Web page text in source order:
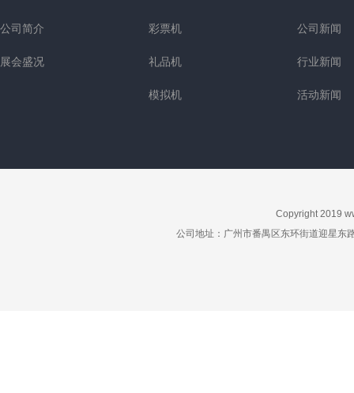
公司简介
展会盛况
彩票机
礼品机
模拟机
公司新闻
行业新闻
活动新闻
Copyright 2019
公司地址：广州市番禺区东环街道迎星